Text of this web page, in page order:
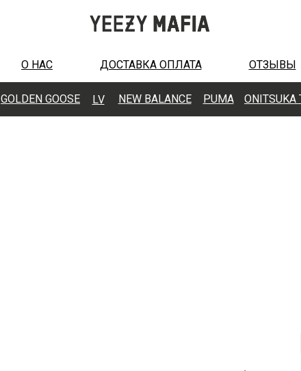
О НАС ДОСТАВКА ОПЛАТА ОТЗЫВЫ
LV ONITSUKA
PUMA
NEW BALANCE
GOLDEN GOOSE